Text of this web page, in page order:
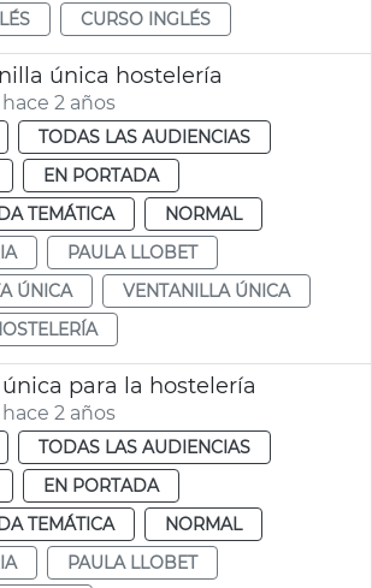
CURSO INGLÉS
única hostelería
2 años
TODAS LAS AUDIENCIAS
EN PORTADA
TEMÁTICA
NORMAL
PAULA LLOBET
ÚNICA
VENTANILLA ÚNICA
para la hostelería
2 años
TODAS LAS AUDIENCIAS
EN PORTADA
TEMÁTICA
NORMAL
PAULA LLOBET